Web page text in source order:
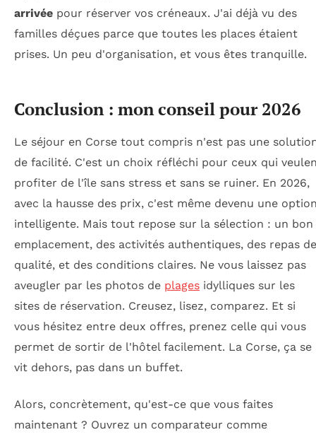
arrivée pour réserver vos créneaux. J'ai déjà vu des
familles déçues parce que toutes les places étaient
prises. Un peu d'organisation, et vous êtes tranquille.
Conclusion : mon conseil pour 2026
Le séjour en Corse tout compris n'est pas une
de facilité. C'est un choix réfléchi pour ceux qui
profiter de l'île sans stress et sans se ruiner. En 2026,
avec la hausse des prix, c'est même devenu une
intelligente. Mais tout repose sur la sélection : un bon
emplacement, des activités authentiques, des repas de
qualité, et des conditions claires. Ne vous laissez pas
aveugler par les photos de plages idylliques sur les
sites de réservation. Creusez, lisez, comparez. Et si
vous hésitez entre deux offres, prenez celle qui vous
permet de sortir de l'hôtel facilement. La Corse, ça se
vit dehors, pas dans un buffet.
Alors, concrètement, qu'est-ce que vous faites
maintenant ? Ouvrez un comparateur comme